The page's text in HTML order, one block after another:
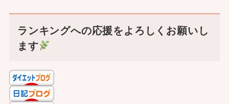
ランキングへの応援をよろしくお願いし
ます